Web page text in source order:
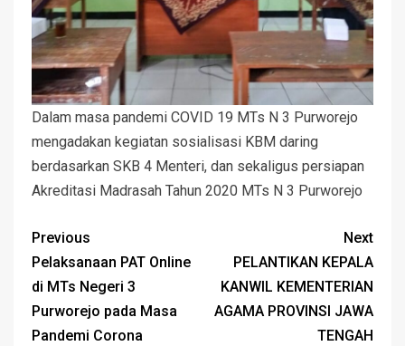
Dalam masa pandemi COVID 19 MTs N 3 Purworejo
mengadakan kegiatan sosialisasi KBM daring
berdasarkan SKB 4 Menteri, dan sekaligus persiapan
Akreditasi Madrasah Tahun 2020 MTs N 3 Purworejo
Previous
Pelaksanaan PAT Online
di MTs Negeri 3
Purworejo pada Masa
Pandemi Corona
Next
PELANTIKAN KEPALA
KANWIL KEMENTERIAN
AGAMA PROVINSI JAWA
TENGAH